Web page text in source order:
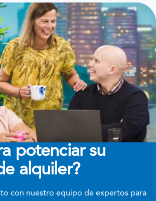
potenciar su
alquiler?
con nuestro equipo de expertos para